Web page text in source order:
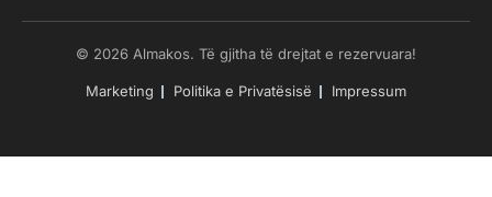
© 2026 Almakos. Të gjitha të drejtat e rezervuara!
Marketing Politika e Privatësisë Impressum